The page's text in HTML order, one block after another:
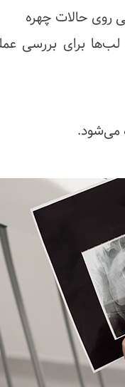
روی حالات چهره
برای بررسی
می‌شود.